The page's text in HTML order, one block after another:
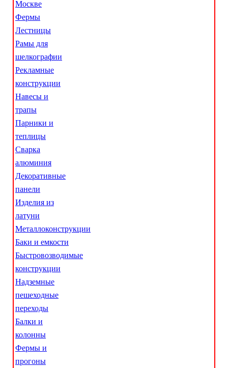
Москве
Фермы
Лестницы
Рамы для
шелкографии
Рекламные
конструкции
Навесы и
трапы
Парники и
теплицы
Сварка
алюминия
Декоративные
панели
Изделия из
латуни
Металлоконструкции
Баки и емкости
Быстровозводимые
конструкции
Надземные
пешеходные
переходы
Балки и
колонны
Фермы и
прогоны